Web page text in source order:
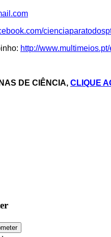
http://
DE CIÊNCIA, CLIQUE